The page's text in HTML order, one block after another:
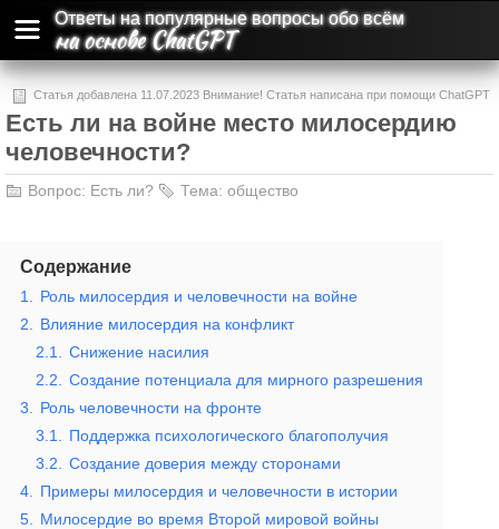
Ответы на популярные вопросы обо всём
на основе ChatGPT
Статья добавлена 11.07.2023 Внимание! Статья написана при помощи ChatGPT
и может содержать ошибки и неточности.
Есть ли на войне место милосердию
человечности?
Вопрос: Есть ли? Тема: общество
Содержание
1.
Роль милосердия и человечности на войне
2.
Влияние милосердия на конфликт
2.1.
Снижение насилия
2.2.
Создание потенциала для мирного разрешения
3.
Роль человечности на фронте
3.1.
Поддержка психологического благополучия
3.2.
Создание доверия между сторонами
4.
Примеры милосердия и человечности в истории
5.
Милосердие во время Второй мировой войны